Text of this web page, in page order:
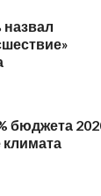
бюджета